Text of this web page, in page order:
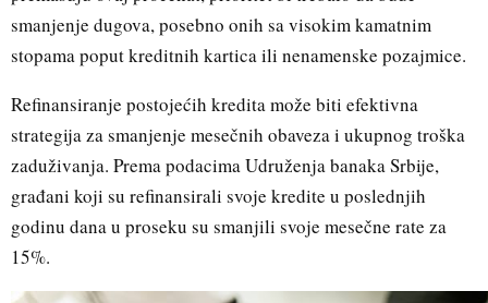
smanjenje dugova, posebno onih sa visokim kamatnim
stopama poput kreditnih kartica ili nenamenske pozajmice.
Refinansiranje postojećih kredita može biti efektivna
strategija za smanjenje mesečnih obaveza i ukupnog troška
zaduživanja. Prema podacima Udruženja banaka Srbije,
građani koji su refinansirali svoje kredite u poslednjih
godinu dana u proseku su smanjili svoje mesečne rate za
15%.